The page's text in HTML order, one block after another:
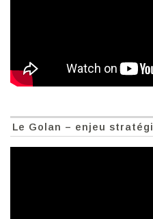
Le Golan – enjeu